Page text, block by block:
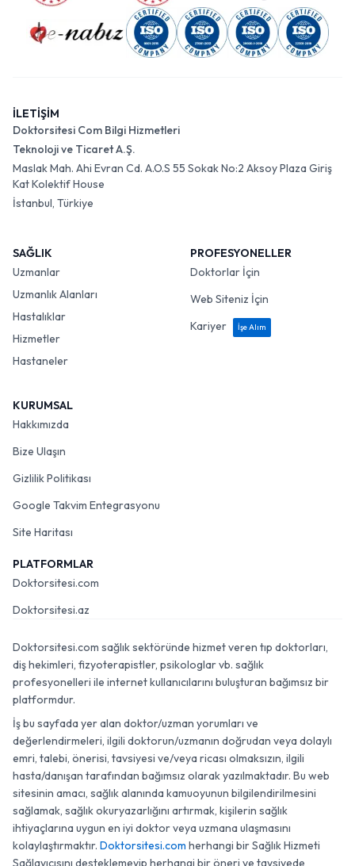
İLETİŞİM
Doktorsitesi Com Bilgi Hizmetleri
Teknoloji ve Ticaret A.Ş.
Maslak Mah. Ahi Evran Cd. A.O.S 55 Sokak No:2 Aksoy Plaza Giriş
Kat Kolektif House
İstanbul, Türkiye
SAĞLIK
Uzmanlar
Uzmanlık Alanları
Hastalıklar
Hizmetler
Hastaneler
PROFESYONELLER
Doktorlar İçin
Web Siteniz İçin
Kariyer
İşe Alım
KURUMSAL
Hakkımızda
Bize Ulaşın
Gizlilik Politikası
Google Takvim Entegrasyonu
Site Haritası
PLATFORMLAR
Doktorsitesi.com
Doktorsitesi.az
Doktorsitesi.com sağlık sektöründe hizmet veren tıp doktorları,
diş hekimleri, fizyoterapistler, psikologlar vb. sağlık
profesyonelleri ile internet kullanıcılarını buluşturan bağımsız bir
platformdur.
İş bu sayfada yer alan doktor/uzman yorumları ve
değerlendirmeleri, ilgili doktorun/uzmanın doğrudan veya dolaylı
emri, talebi, önerisi, tavsiyesi ve/veya ricası olmaksızın, ilgili
hasta/danışan tarafından bağımsız olarak yazılmaktadır. Bu web
sitesinin amacı, sağlık alanında kamuoyunun bilgilendirilmesini
sağlamak, sağlık okuryazarlığını artırmak, kişilerin sağlık
ihtiyaçlarına uygun en iyi doktor veya uzmana ulaşmasını
kolaylaştırmaktır. Doktorsitesi.com herhangi bir Sağlık Hizmeti
Sağlayıcısını desteklemeyip herhangi bir öneri ve tavsiyede